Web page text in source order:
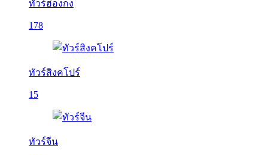
ทัวร์ฮ่องกง
178
ทัวร์สิงคโปร์
15
ทัวร์จีน